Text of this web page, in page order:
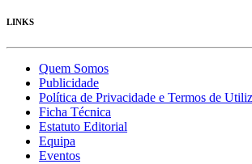
LINKS
Quem Somos
Publicidade
Política de Privacidade e Termos de
Ficha Técnica
Estatuto Editorial
Equipa
Eventos